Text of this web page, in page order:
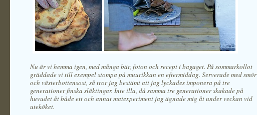
Nu är vi hemma igen, med många bär, foton och recept i bagaget. På sommarkollot
gräddade vi till exempel stompa på muurikkan en eftermiddag. Serverade med smör
och västerbottensost, så tror jag bestämt att jag lyckades imponera på tre
generationer finska släktingar. Inte illa, då samma tre generationer skakade på
huvudet åt både ett och annat matexperiment jag ägnade mig åt under veckan vid
uteköket.